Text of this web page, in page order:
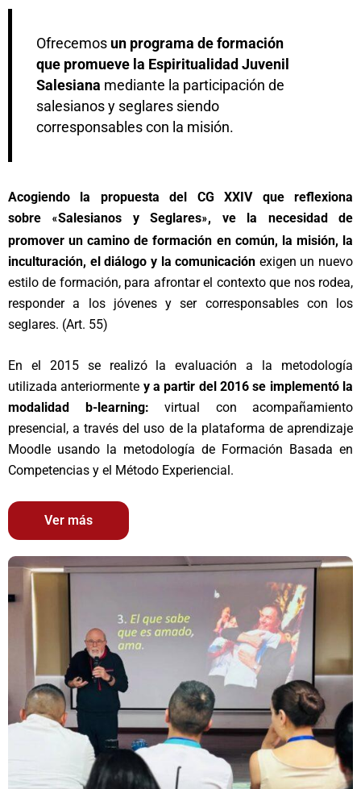
Ofrecemos un programa de formación
que promueve la Espiritualidad Juvenil
Salesiana mediante la participación de
salesianos y seglares siendo
corresponsables con la misión.
Acogiendo la propuesta del CG XXIV que reflexiona
sobre
«Salesianos y Seglares», ve la necesidad de
promover un camino deformación en común, la misión, la
inculturación, el diálogo y la comunicación exigen un nuevo
estilo de formación, para afrontar el contexto que nos rodea,
responder a los jóvenes y ser corresponsables con los
seglares. (Art. 55)
En el 2015 se realizó la evaluación a la metodología
utilizada anteriormente y a partir del 2016 se implementó la
modalidad b-learning: virtual con acompañamiento
presencial, a través del uso de la plataforma de aprendizaje
Moodle usando la metodología de Formación Basada en
Competencias y el Método Experiencial.
Ver más